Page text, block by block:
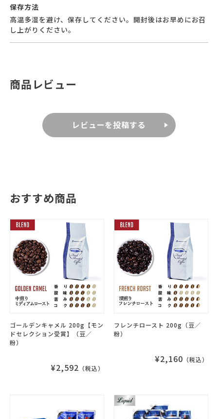
保存方法
高温多湿を避け、保存してください。開封後はお早めにお召
し上がりください。
商品レビュー
レビューを投稿する
おすすめ商品
ゴールデンキャメル 200g【モン
ドセレクション受賞】（豆／
粉）
¥2,592 （税込）
フレンチロースト 200g（豆／
粉）
¥2,160 （税込）